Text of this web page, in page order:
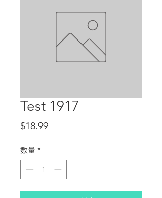
Test 1917
$18.99価格
数量 *